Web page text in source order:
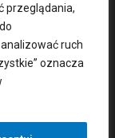
przeglądania,
ruch
oznacza